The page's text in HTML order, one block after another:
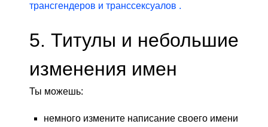
трансгендеров и транссексуалов .
5. Титулы и небольшие
изменения имен
Ты можешь:
немного измените написание своего имени